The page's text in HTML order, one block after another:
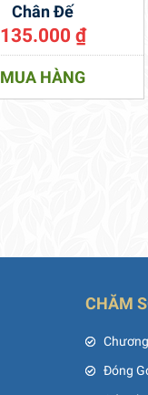
Chân Đế
135.000 ₫
MUA HÀNG
CHĂM
Đóng